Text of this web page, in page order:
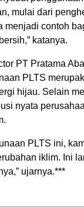
mulai dari
menjadi contoh
katanya.
PT Pratama
PLTS
hijau. Selain
nyata
PLTS ini,
iklim. Ini
ujarnya.***